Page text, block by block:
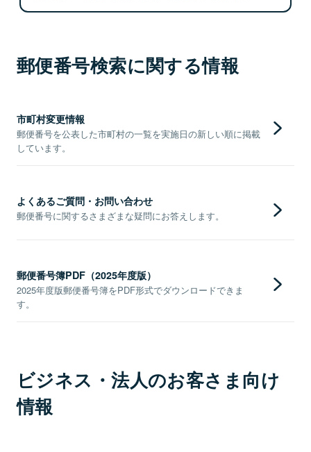
郵便番号検索に関する情報
市町村変更情報
郵便番号を公表した市町村の一覧を実施日の新しい順に掲載
しています。
よくあるご質問・お問い合わせ
郵便番号に関するさまざまな疑問にお答えします。
郵便番号簿PDF（2025年度版）
2025年度版郵便番号簿をPDF形式でダウンロードできま
す。
ビジネス・法人のお客さま向け
情報